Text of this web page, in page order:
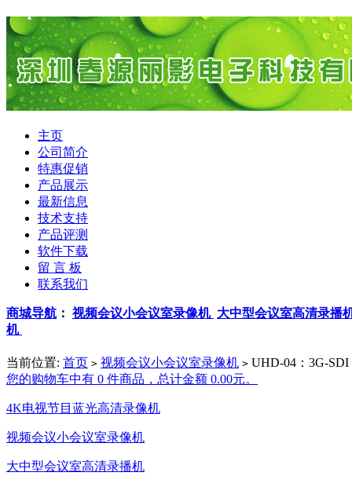
主页
公司简介
特惠促销
产品展示
最新信息
技术支持
产品评测
软件下载
留 言 板
联系我们
商城导航 ： 视频会议小会议室录像机 大中型会议室高清录播
机
当前位置: 首页 > 视频会议小会议室录像机 > UHD-04：3G-
您的购物车中有 0 件商品，总计金额 0.00元。
4K电视节目蓝光高清录像机
视频会议小会议室录像机
大中型会议室高清录播机